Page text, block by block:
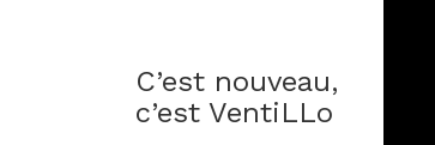
C’est nouveau,
c’est VentiLLo